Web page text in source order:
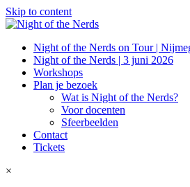
Skip to content
Night of the Nerds on Tour |
Night of the Nerds | 3 juni 2026
Workshops
Plan je bezoek
Wat is Night of the Nerds?
Voor docenten
Sfeerbeelden
Contact
Tickets
×